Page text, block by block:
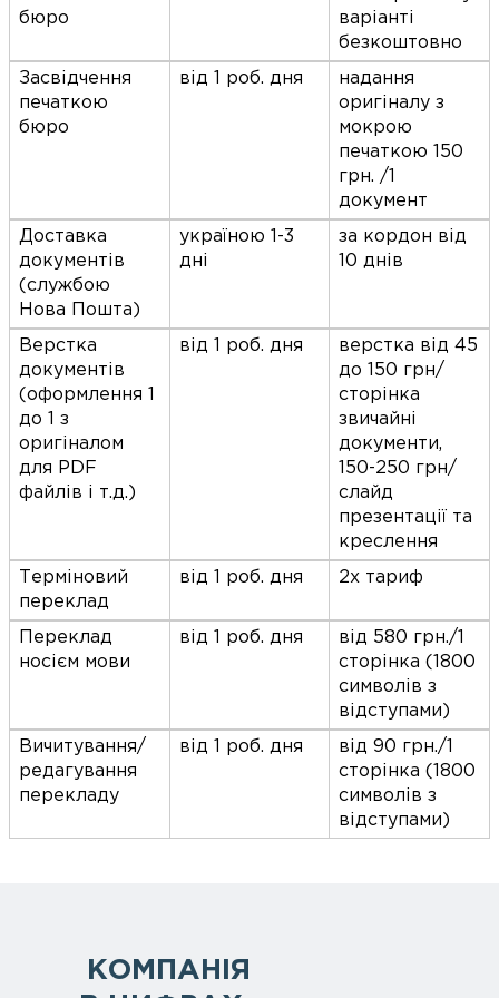
бюро
варіанті
безкоштовно
Засвідчення
печаткою
бюро
від 1 роб. дня
надання
оригіналу з
мокрою
печаткою 150
грн. /1
документ
Доставка
документів
(службою
Нова Пошта)
україною 1-3
дні
за кордон від
10 днів
Верстка
документів
(оформлення 1
до 1 з
оригіналом
для PDF
файлів і т.д.)
від 1 роб. дня
верстка від 45
до 150 грн/
сторінка
звичайні
документи,
150-250 грн/
слайд
презентації та
креслення
Терміновий
переклад
від 1 роб. дня 2х тариф
Переклад
носієм мови
від 1 роб. дня
від 580 грн./1
сторінка (1800
символів з
відступами)
Вичитування/
редагування
перекладу
від 1 роб. дня
від 90 грн./1
сторінка (1800
символів з
відступами)
КОМПАНІЯ